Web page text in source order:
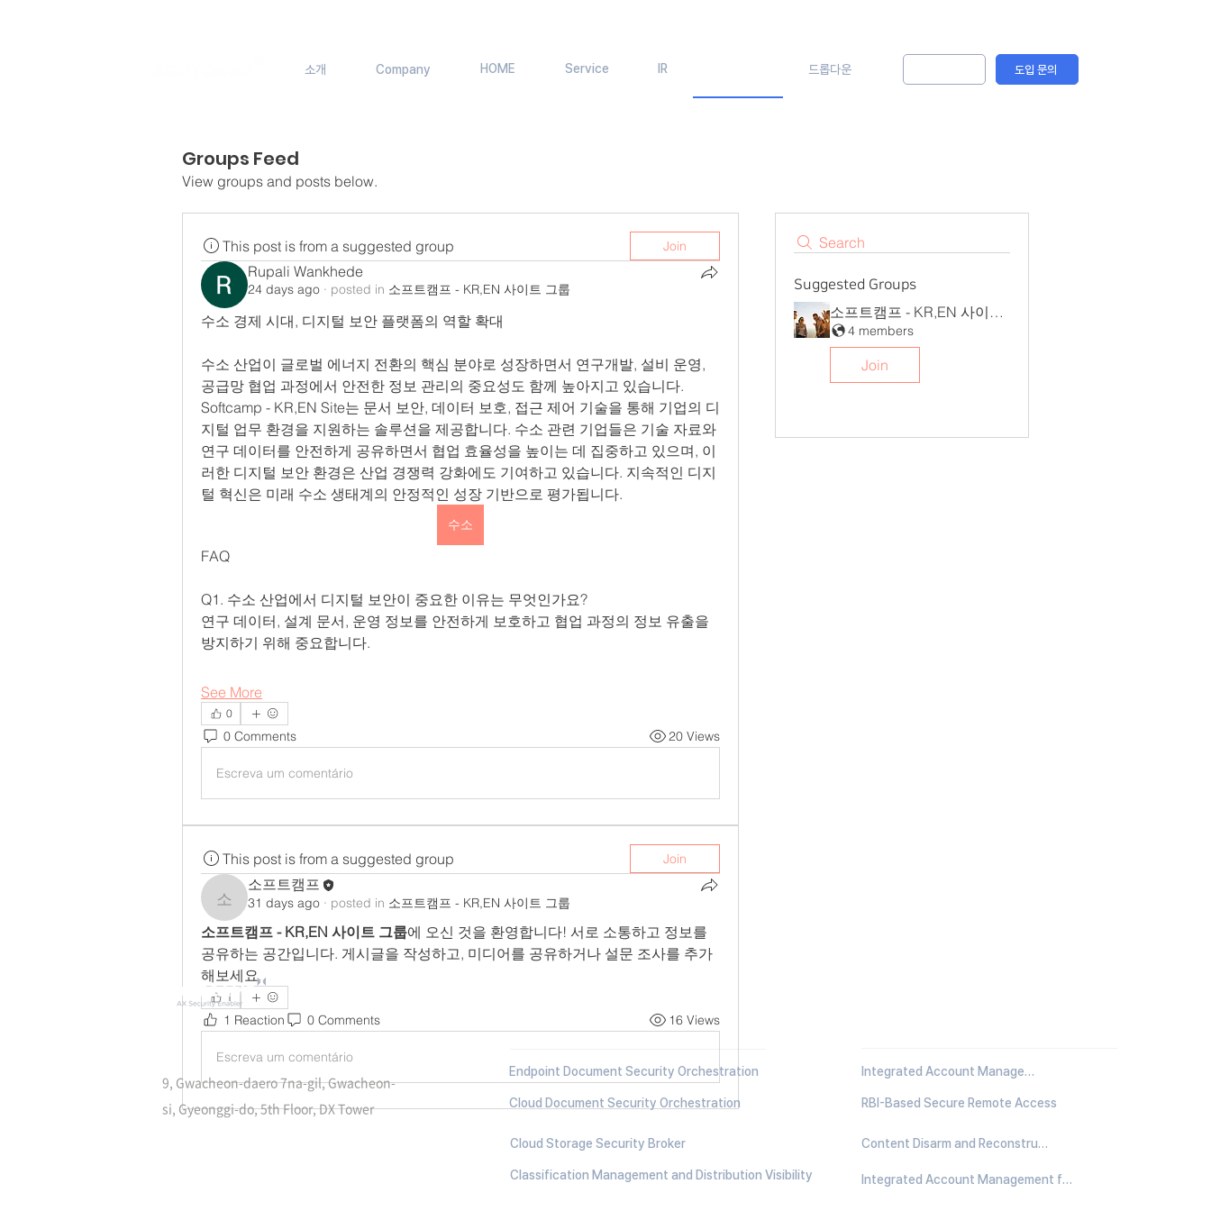
소개 Company HOME Service IR 드롭다운 도입 문의
Groups Feed
View groups and posts below.
Search
Suggested Groups
소프트캠프 - KR,EN 사이트 그룹
4 members
Join
This post is from a suggested group Join
Rupali Wankhede
24 days ago · posted in 소프트캠프 - KR,EN 사이트 그룹
수소 경제 시대, 디지털 보안 플랫폼의 역할 확대
수소 산업이 글로벌 에너지 전환의 핵심 분야로 성장하면서 연구개발, 설비 운영,
공급망 협업 과정에서 안전한 정보 관리의 중요성도 함께 높아지고 있습니다.
Softcamp - KR,EN Site는 문서 보안, 데이터 보호, 접근 제어 기술을 통해 기업의 디
지털 업무 환경을 지원하는 솔루션을 제공합니다. 수소 관련 기업들은 기술 자료와
연구 데이터를 안전하게 공유하면서 협업 효율성을 높이는 데 집중하고 있으며, 이
러한 디지털 보안 환경은 산업 경쟁력 강화에도 기여하고 있습니다. 지속적인 디지
털 혁신은 미래 수소 생태계의 안정적인 성장 기반으로 평가됩니다.
수소
FAQ
Q1. 수소 산업에서 디지털 보안이 중요한 이유는 무엇인가요?
연구 데이터, 설계 문서, 운영 정보를 안전하게 보호하고 협업 과정의 정보 유출을
방지하기 위해 중요합니다.
See More
0
0 Comments 20 Views
Escreva um comentário
This post is from a suggested group Join
소프트캠프
소프트캠프
31 days ago · posted in 소프트캠프 - KR,EN 사이트 그룹
소프트캠프 - KR,EN 사이트 그룹에 오신 것을 환영합니다! 서로 소통하고 정보를
공유하는 공간입니다. 게시글을 작성하고, 미디어를 공유하거나 설문 조사를 추가
해보세요.
1
1 Reaction 0 Comments 16 Views
Escreva um comentário
9, Gwacheon-daero 7na-gil, Gwacheon-
si, Gyeonggi-do, 5th Floor, DX Tower
Endpoint Document Security Orchestration
Cloud Document Security Orchestration
Integrated Account Management for Cloud Environments
RBI-Based Secure Remote Access
Cloud Storage Security Broker Content Disarm and Reconstruction (CDR)
Classification Management and Distribution Visibility Integrated Account Management for Cloud Environments